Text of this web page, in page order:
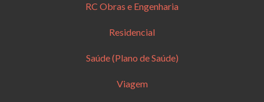
RC Obras e Engenharia
Residencial
Saúde (Plano de Saúde)
Viagem